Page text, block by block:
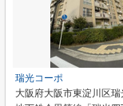
瑞光コーポ
大阪府大阪市東淀川区瑞